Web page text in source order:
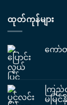
ထုတ်ကုန်များ
ကော်တ
ကြည်
မမြ